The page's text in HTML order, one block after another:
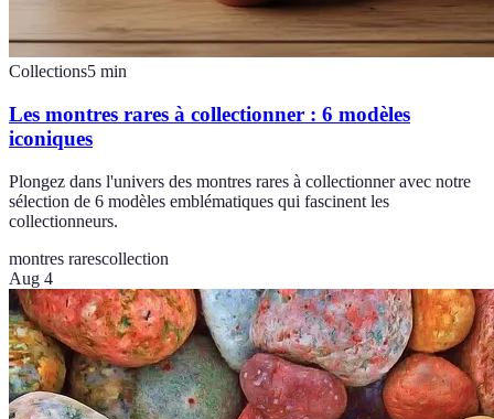
Collections5 min
Les montres rares à collectionner : 6 modèles
iconiques
Plongez dans l'univers des montres rares à collectionner avec notre
sélection de 6 modèles emblématiques qui fascinent les
collectionneurs.
montres rarescollection
Aug 4